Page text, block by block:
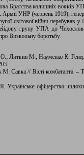
Братства колишніх вояків
Армії УНР (червень 1919),
світової війни перебував
групу УПА до
Визвольну боротьбу.
Литвин М., Науменко К.
Савка // Вісті комбатанта.
Українське офіцерство: